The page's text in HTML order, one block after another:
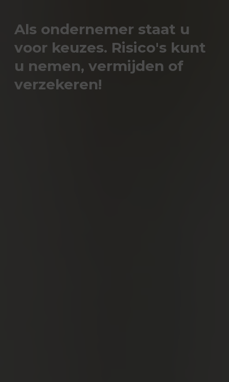
Als ondernemer staat u
voor keuzes. Risico's kunt
u nemen, vermijden of
verzekeren!